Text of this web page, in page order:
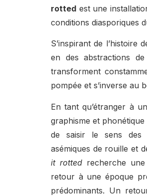
rotted est une
conditions diasporiques
S’inspirant de l’histoire
en des abstractions
transforment
pompée et s’inverse au
En tant qu’étranger à
graphisme et
de saisir le sens des
asémiques de rouille et
it rotted recherche
retour à une époque
prédominants. Un